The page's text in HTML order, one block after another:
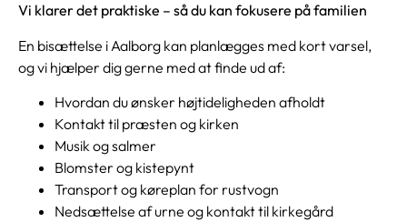
Vi klarer det praktiske – så du kan fokusere på familien
En bisættelse i Aalborg kan planlægges med kort varsel,
og vi hjælper dig gerne med at finde ud af:
Hvordan du ønsker højtideligheden afholdt
Kontakt til præsten og kirken
Musik og salmer
Blomster og kistepynt
Transport og køreplan for rustvogn
Nedsættelse af urne og kontakt til kirkegård